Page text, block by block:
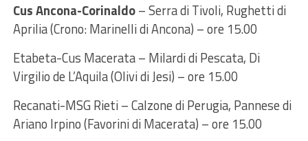
Cus Ancona-Corinaldo– Serra di Tivoli, Rughetti di
Aprilia (Crono: Marinelli di Ancona) – ore 15.00
Etabeta-Cus Macerata – Milardi di Pescata, Di
Virgilio de L’Aquila (Olivi di Jesi) – ore 15.00
Recanati-MSG Rieti – Calzone di Perugia, Pannese di
Ariano Irpino (Favorini di Macerata) – ore 15.00